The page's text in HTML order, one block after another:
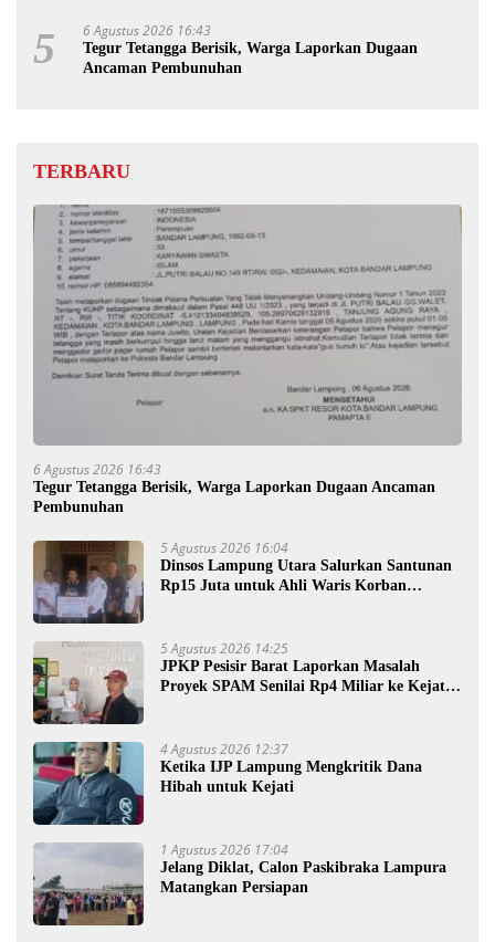
5 6 Agustus 2026 16:43
Tegur Tetangga Berisik, Warga Laporkan Dugaan
Ancaman Pembunuhan
TERBARU
6 Agustus 2026 16:43
Tegur Tetangga Berisik, Warga Laporkan Dugaan Ancaman
Pembunuhan
5 Agustus 2026 16:04
Dinsos Lampung Utara Salurkan Santunan
Rp15 Juta untuk Ahli Waris Korban
5 Agustus 2026 14:25
JPKP Pesisir Barat Laporkan Masalah
Proyek SPAM Senilai Rp4 Miliar ke Kejati
4 Agustus 2026 12:37
Ketika IJP Lampung Mengkritik Dana
Hibah untuk Kejati
1 Agustus 2026 17:04
Jelang Diklat, Calon Paskibraka Lampura
Matangkan Persiapan